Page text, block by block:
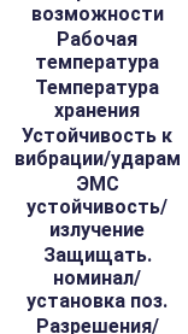
возможности
Рабочая
температура
Температура
хранения
Устойчивость к
вибрации/ударам
ЭМС
устойчивость/
излучение
Защищать.
номинал/
установка поз.
Разрешения/